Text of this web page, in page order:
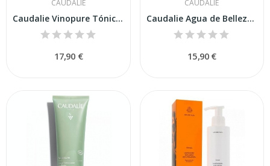
CAUDALIE
Caudalie Vinopure Tónico Purificante 200ml
17,90 €
CAUDALIE
Caudalie Agua de Belleza 30ml
15,90 €